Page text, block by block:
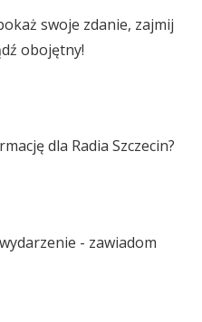
swoje zdanie, zajmij
obojętny!
dla Radia Szczecin?
- zawiadom